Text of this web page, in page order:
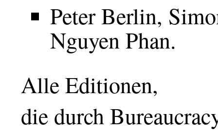
Peter Berlin,
Nguyen Phan.
Alle Editionen,
die durch